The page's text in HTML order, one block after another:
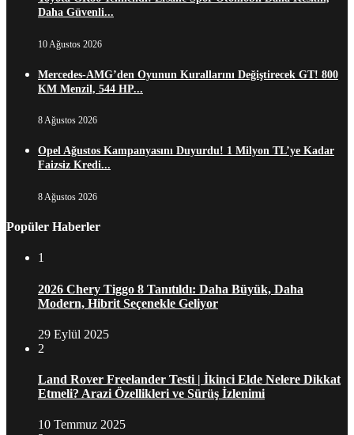
Daha Güvenli...
10 Ağustos 2026
Mercedes-AMG’den Oyunun Kurallarını Değiştirecek GT! 800
KM Menzil, 544 HP...
8 Ağustos 2026
Opel Ağustos Kampanyasını Duyurdu! 1 Milyon TL’ye Kadar
Faizsiz Kredi...
8 Ağustos 2026
Popüler Haberler
1
2026 Chery Tiggo 8 Tanıtıldı: Daha Büyük, Daha
Modern, Hibrit Seçenekle Geliyor
29 Eylül 2025
2
Land Rover Freelander Testi | İkinci Elde Nelere Dikkat
Etmeli? Arazi Özellikleri ve Sürüş İzlenimi
10 Temmuz 2025